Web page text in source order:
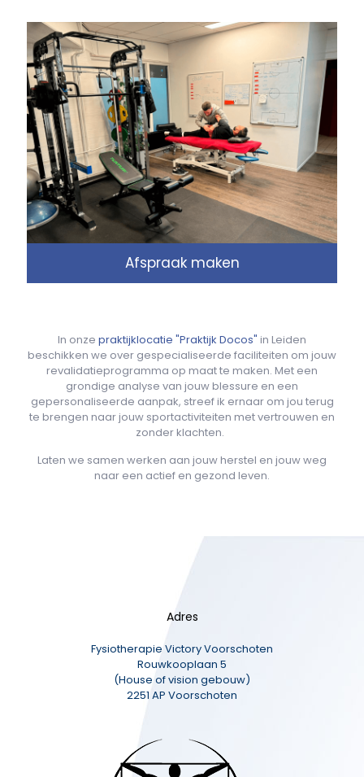
Afspraak maken
In onze praktijklocatie "Praktijk Docos" in Leiden
beschikken we over gespecialiseerde faciliteiten om jouw
revalidatieprogramma op maat te maken. Met een
grondige analyse van jouw blessure en een
gepersonaliseerde aanpak, streef ik ernaar om jou terug
te brengen naar jouw sportactiviteiten met vertrouwen en
zonder klachten.
Laten we samen werken aan jouw herstel en jouw weg
naar een actief en gezond leven.
Adres
Fysiotherapie Victory Voorschoten
Rouwkooplaan 5
(House of vision gebouw)
2251 AP Voorschoten